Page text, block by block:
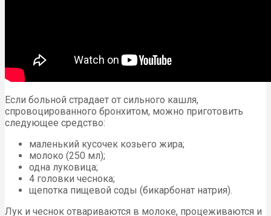
Если больной страдает от сильного кашля,
спровоцированного бронхитом, можно приготовить
следующее средство:
маленький кусочек козьего жира;
молоко (250 мл);
одна луковица;
4 головки чеснока;
щепотка пищевой соды (бикарбонат натрия).
Лук и чеснок отвариваются в молоке, процеживаются и